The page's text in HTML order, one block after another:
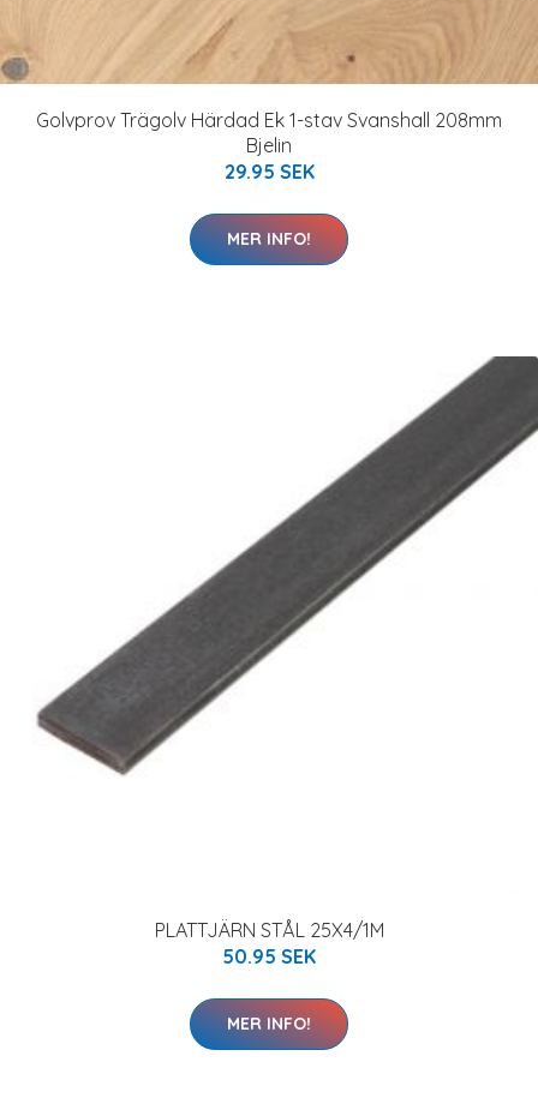
Golvprov Trägolv Härdad Ek 1-stav Svanshall 208mm
Bjelin
29.95 SEK
MER INFO!
PLATTJÄRN STÅL 25X4/1M
50.95 SEK
MER INFO!